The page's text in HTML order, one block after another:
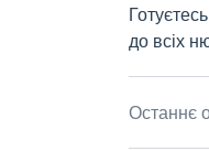
до всіх
Останнє